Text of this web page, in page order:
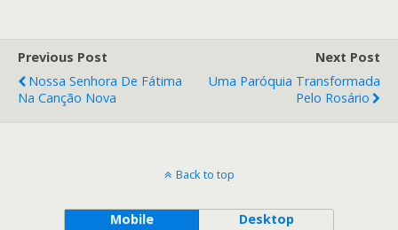
Previous Post
Nossa Senhora De Fátima
Na Canção Nova
Next Post
Uma Paróquia Transformada
Pelo Rosário
Back to top
Mobile Desktop